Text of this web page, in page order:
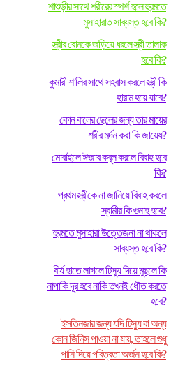
শাশুড়ীর সাথে শরীরের স্পর্শ হলে হুরমতে
মুসাহারাত সাব্যস্ত হবে কি?
স্ত্রীর বোনকে জড়িয়ে ধরলে স্ত্রী তালাক
হবে কি?
কুমারী শালির সাথে সহবাস করলে স্ত্রী কি
হারাম হয়ে যাবে?
কোন বালের ছেলের জন্য তার মায়ের
শরীর মর্দন করা কি জায়েয?
মোবাইলে ঈজাব কবূল করলে বিবাহ হবে
কি?
প্রথম স্ত্রীকে না জানিয়ে বিবাহ করলে
স্বামীর কি গুনাহ হবে?
হুরমতে মুসাহারা উত্তেজনা না থাকলে
সাব্যস্ত হবে কি?
বীর্য হাতে লাগলে টিস্যু দিয়ে মুছলে কি
নাপাকি দূর হবে নাকি তখনই ধৌত করতে
হবে?
ইসতিনজার জন্য যদি টিস্যু বা অন্য
কোন জিনিস পাওয়া না যায়, তাহলে শুধু
পানি দিয়ে পবিত্রতা অর্জন হবে কি?